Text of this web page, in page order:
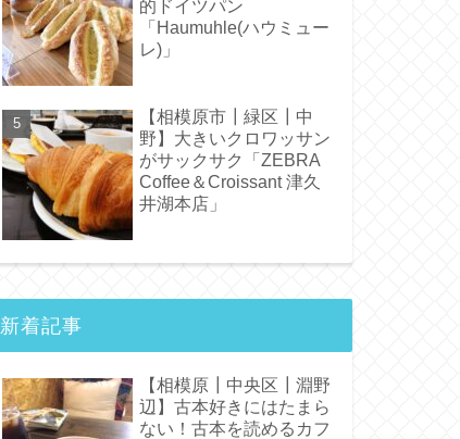
的ドイツパン
「Haumuhle(ハウミュー
レ)」
【相模原市┃緑区┃中
野】大きいクロワッサン
がサックサク「ZEBRA
Coffee＆Croissant 津久
井湖本店」
新着記事
【相模原┃中央区┃淵野
辺】古本好きにはたまら
ない！古本を読めるカフ